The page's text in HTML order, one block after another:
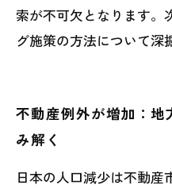
索が不可欠となります。
グ施策の方法について深
不動産例外が増加：
み解く
日本の人口減少は不動産